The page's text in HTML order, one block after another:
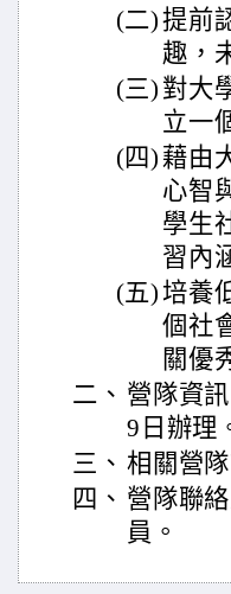
(二)提前
趣，
(三) 對大
立一
(四)藉由
心智
學生
習內
(五) 培養
個社
關優
二、 營隊資
9日辦理
三、 相關營
四、 營隊聯
員。